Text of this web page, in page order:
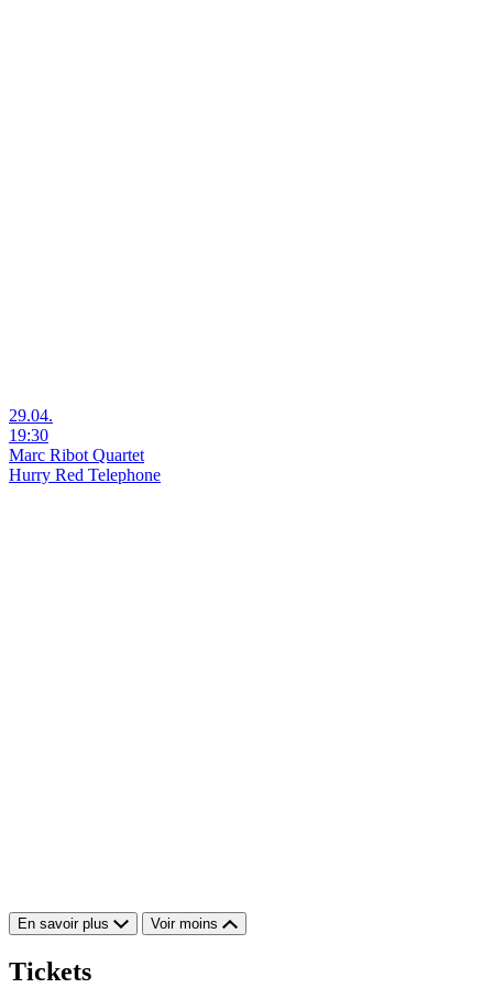
29.04.
19:30
Marc Ribot Quartet
Hurry Red Telephone
En savoir plus Voir moins
Tickets